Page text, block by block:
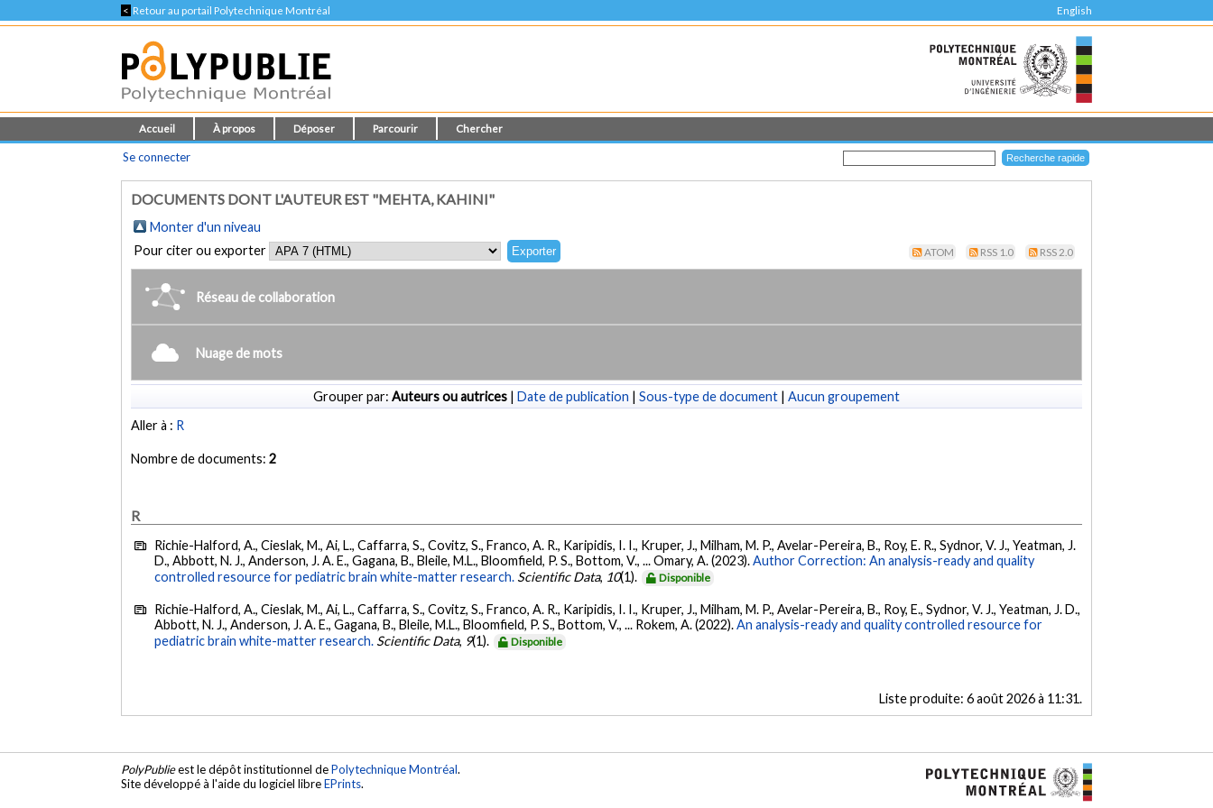
< Retour au portail Polytechnique Montréal English
Accueil À propos Déposer Parcourir Chercher
Se connecter
DOCUMENTS DONT L'AUTEUR EST "MEHTA, KAHINI"
Monter d'un niveau
Pour citer ou exporter
ATOM RSS 1.0 RSS 2.0
Réseau de collaboration
Nuage de mots
Grouper par: Auteurs ou autrices | Date de publication | Sous-type de document | Aucun groupement
Aller à : R
Nombre de documents:2
R
Richie-Halford, A., Cieslak, M., Ai, L., Caffarra, S., Covitz, S., Franco, A. R., Karipidis, I. I., Kruper, J., Milham, M. P., Avelar-Pereira, B., Roy, E. R., Sydnor, V. J., Yeatman, J.
D., Abbott, N. J., Anderson, J. A. E., Gagana, B., Bleile, M.L., Bloomfield, P. S., Bottom, V., ... Omary, A. (2023).Author Correction: An analysis-ready and quality
controlled resource for pediatric brain white-matter research. Scientific Data, 10(1). Disponible
Richie-Halford, A., Cieslak, M., Ai, L., Caffarra, S., Covitz, S., Franco, A. R., Karipidis, I. I., Kruper, J., Milham, M. P., Avelar-Pereira, B., Roy, E., Sydnor, V. J., Yeatman, J. D.,
Abbott, N. J., Anderson, J. A. E., Gagana, B., Bleile, M.L., Bloomfield, P. S., Bottom, V., ... Rokem, A. (2022).An analysis-ready and quality controlled resource for
pediatric brain white-matter research. Scientific Data, 9(1). Disponible
Liste produite: 6 août 2026 à 11:31.
PolyPublieest le dépôt institutionnel dePolytechnique Montréal.
Site développé à l'aide du logiciel libreEPrints.